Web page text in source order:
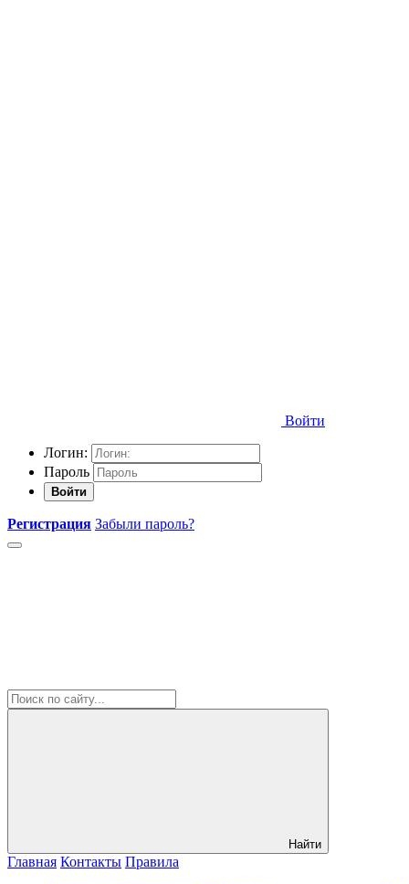
Войти
Логин:
Пароль
Войти
Регистрация Забыли пароль?
Найти
Главная Контакты Правила